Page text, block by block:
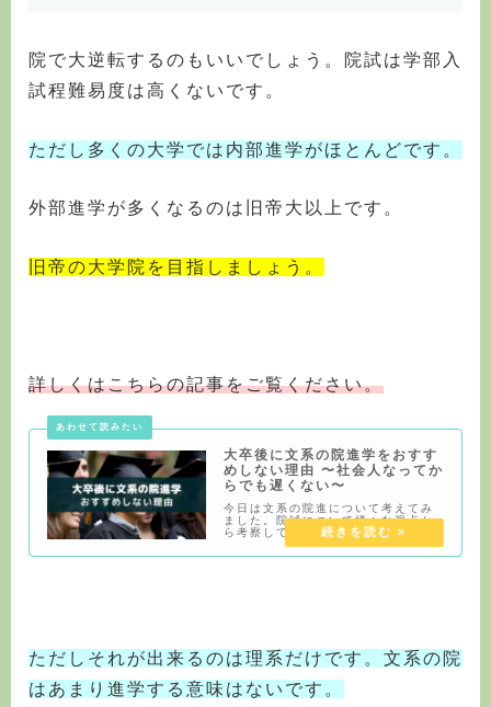
院で大逆転するのもいいでしょう。院試は学部入
試程難易度は高くないです。
ただし 多くの大学では内部進学がほとんどです。
外部進学が多くなるのは旧帝大以上です。
旧帝の大学院を目指しましょう。
詳しくはこちらの記事をご覧ください。
大卒後に文系の院進学をおすす
めしない理由 〜社会人なってか
らでも遅くない〜
今日は文系の院進について考えてみ
ました。院試について様々な視点か
ら考察してみました。
(adsbygoogle =
window.adsbygoogle ||
ただしそれが出来るのは理系だけです。文系の院
はあまり進学する意味はないです。